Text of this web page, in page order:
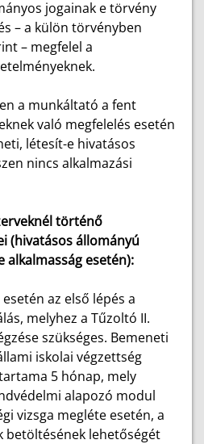
jogainak e törvény
– a külön törvényben
– megfelel a
a munkáltató a fent
való megfelelés esetén
létesít-e hivatásos
nincs alkalmazási
történő
(hivatásos állományú
alkalmasság esetén):
az első lépés a
melyhez a Tűzoltó II.
szükséges. Bemeneti
iskolai végzettség
5 hónap, mely
alapozó modul
vizsga megléte esetén, a
betöltésének lehetőségét